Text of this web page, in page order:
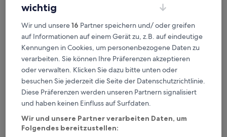
Chewelah Creek Inn
Chewelah Creek Inn
2.0-
Sterne-
Unterkunft
8.6
von
10,
wichtig
Wir und unsere16 Partner speichern und/ oder greifen
auf Informationen auf einem Gerät zu, z.B. auf eindeutige
Kennungen in Cookies, um personenbezogene Daten zu
verarbeiten. Sie können Ihre Präferenzen akzeptieren
oder verwalten. Klicken Sie dazu bitte unten oder
besuchen Sie jederzeit die Seite der Datenschutzrichtlinie.
Diese Präferenzen werden unseren Partnern signalisiert
und haben keinen Einfluss auf Surfdaten.
Wir und unsere Partner verarbeiten Daten, um
Folgendes bereitzustellen: